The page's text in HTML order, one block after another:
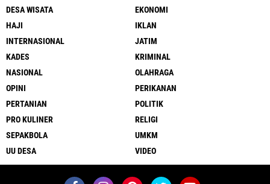
DESA WISATA
EKONOMI
HAJI
IKLAN
INTERNASIONAL
JATIM
KADES
KRIMINAL
NASIONAL
OLAHRAGA
OPINI
PERIKANAN
PERTANIAN
POLITIK
PRO KULINER
RELIGI
SEPAKBOLA
UMKM
UU DESA
VIDEO